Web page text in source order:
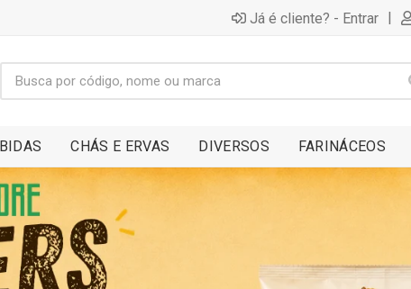
Já é cliente? - Entrar |
CHÁS E ERVAS DIVERSOS FARINÁCEOS